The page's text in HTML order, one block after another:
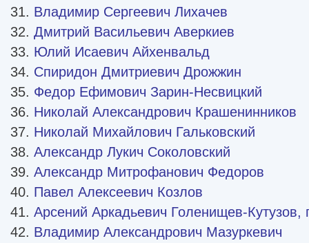
Владимир Сергеевич Лихачев
Дмитрий Васильевич Аверкиев
Юлий Исаевич Айхенвальд
Спиридон Дмитриевич Дрожжин
Федор Ефимович Зарин-Несвицкий
Николай Александрович Крашенинников
Николай Михайлович Гальковский
Александр Лукич Соколовский
Александр Митрофанович Федоров
Павел Алексеевич Козлов
Арсений Аркадьевич Голенищев-Кутузов,
Владимир Александрович Мазуркевич